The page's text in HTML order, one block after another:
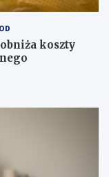
koszty